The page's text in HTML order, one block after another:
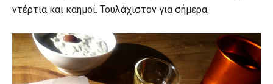
ντέρτια και καημοί. Τουλάχιστον για σήμερα.